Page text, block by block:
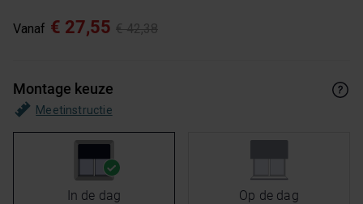
Vanaf € 42,38
€ 27,55
Montage keuze
Meetinstructie
In de dag Op de dag